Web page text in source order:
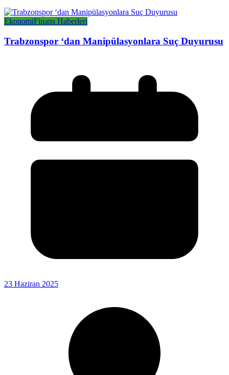
EkonomiFinans Haberleri
Trabzonspor ‘dan Manipülasyonlara Suç Duyurusu
23 Haziran 2025